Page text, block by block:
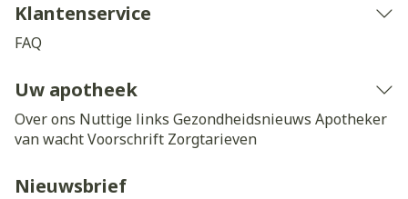
Klantenservice
FAQ
Uw apotheek
Over ons Nuttige links Gezondheidsnieuws Apotheker
van wachtVoorschrift Zorgtarieven
Nieuwsbrief